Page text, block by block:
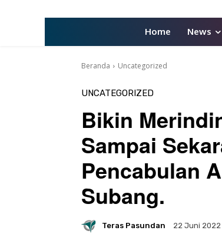
Home News
Beranda Uncategorized
UNCATEGORIZED
Bikin
Sampai
Pencabulan
Subang.
Teras Pasundan 22 Juni 2022